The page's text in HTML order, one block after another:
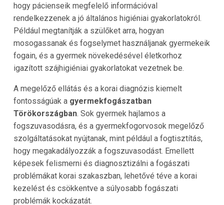
hogy pácienseik megfelelő információval
rendelkezzenek a jó általános higiéniai gyakorlatokról.
Például megtanítják a szülőket arra, hogyan
mosogassanak és fogselymet használjanak gyermekeik
fogain, és a gyermek növekedésével életkorhoz
igazított szájhigiéniai gyakorlatokat vezetnek be.
A megelőző ellátás és a korai diagnózis kiemelt
fontosságúak a gyermekfogászatban
Törökországban. Sok gyermek hajlamos a
fogszuvasodásra, és a gyermekfogorvosok megelőző
szolgáltatásokat nyújtanak, mint például a fogtisztítás,
hogy megakadályozzák a fogszuvasodást. Emellett
képesek felismerni és diagnosztizálni a fogászati
problémákat korai szakaszban, lehetővé téve a korai
kezelést és csökkentve a súlyosabb fogászati
problémák kockázatát.